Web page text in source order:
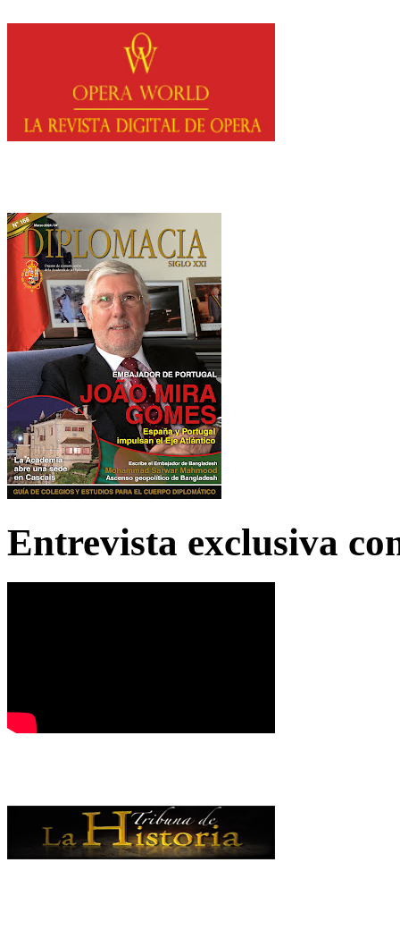
Entrevista exclusiva